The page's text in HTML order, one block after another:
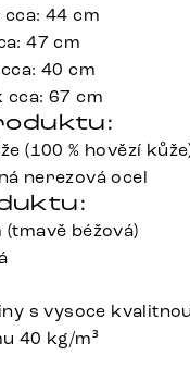
44 cm
47 cm
40 cm
cca: 67 cm
(100 % hovězí
nerezová ocel
(tmavě béžová)
s vysoce
40 kg/m³